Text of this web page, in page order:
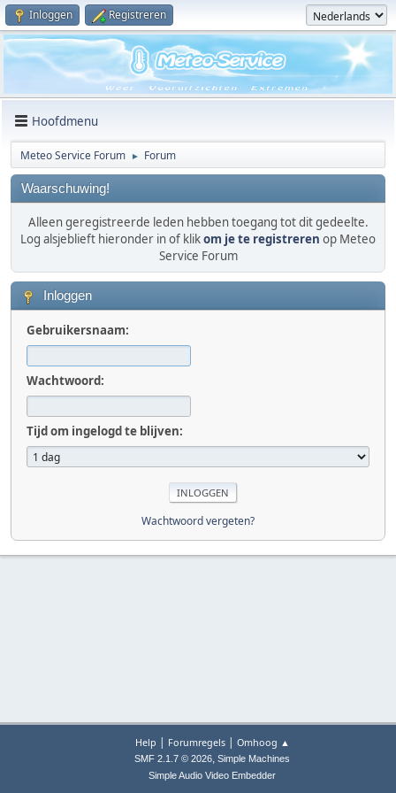
Inloggen Registreren
Hoofdmenu
Meteo Service Forum ► Forum
Waarschuwing!
Alleen geregistreerde leden hebben toegang tot dit gedeelte.
Log alsjeblieft hieronder in of klikom je te registreren op Meteo
Service Forum
Inloggen
Gebruikersnaam:
Wachtwoord:
Tijd om ingelogd te blijven:
Wachtwoord vergeten?
Help | Forumregels| Omhoog ▲
SMF 2.1.7 © 2026, Simple Machines
Simple Audio Video Embedder